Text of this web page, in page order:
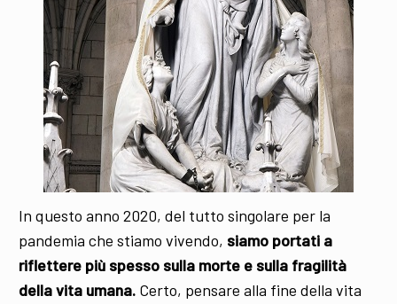
In questo anno 2020, del tutto singolare per la
pandemia che stiamo vivendo, siamo portati a
riflettere più spesso sulla morte e sulla fragilità
della vita umana. Certo, pensare alla fine della vita